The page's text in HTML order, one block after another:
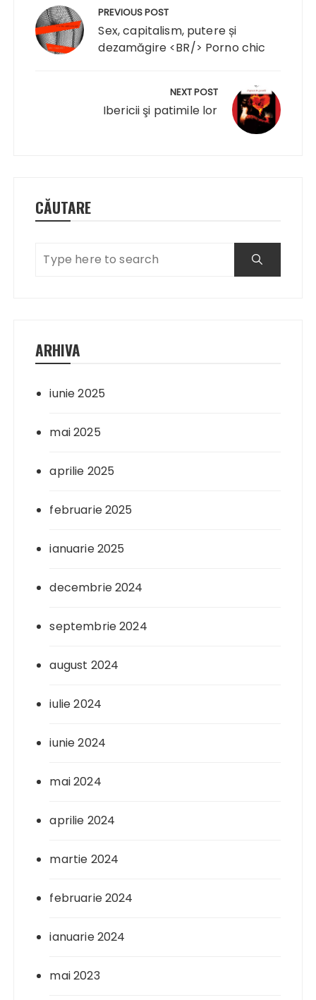
articole
PREVIOUS POST
Sex, capitalism, putere și
dezamăgire <BR/> Porno chic
NEXT POST
Ibericii şi patimile lor
CĂUTARE
ARHIVA
iunie 2025
mai 2025
aprilie 2025
februarie 2025
ianuarie 2025
decembrie 2024
septembrie 2024
august 2024
iulie 2024
iunie 2024
mai 2024
aprilie 2024
martie 2024
februarie 2024
ianuarie 2024
mai 2023